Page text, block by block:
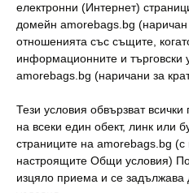
електронни (Интернет)
домейн amorebags.bg (наричан
отношенията със същите,
информационните и търговски
amorebags.bg (наричани за
Тези условия обвързват
на всеки един обект, линк или
страниците на amorebags.bg
настроящите Общи условия)
изцяло приема и се